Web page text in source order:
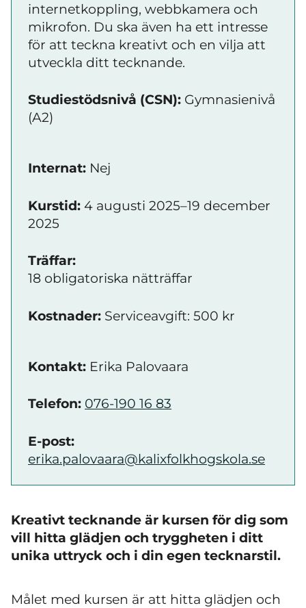
internetkoppling, webbkamera och
mikrofon. Du ska även ha ett intresse
för att teckna kreativt och en vilja att
utveckla ditt tecknande.
Studiestödsnivå (CSN): Gymnasienivå
(A2)
Internat: Nej
Kurstid: 4 augusti 2025–19 december
2025
Träffar:
18 obligatoriska nätträffar
Kostnader: Serviceavgift: 500 kr
Kontakt: Erika Palovaara
Telefon: 076-190 16 83
E-post:
erika.palovaara@kalixfolkhogskola.se
Kreativt tecknande är kursen för dig som
vill hitta glädjen och tryggheten i ditt
unika uttryck och i din egen tecknarstil.
Målet med kursen är att hitta glädjen och